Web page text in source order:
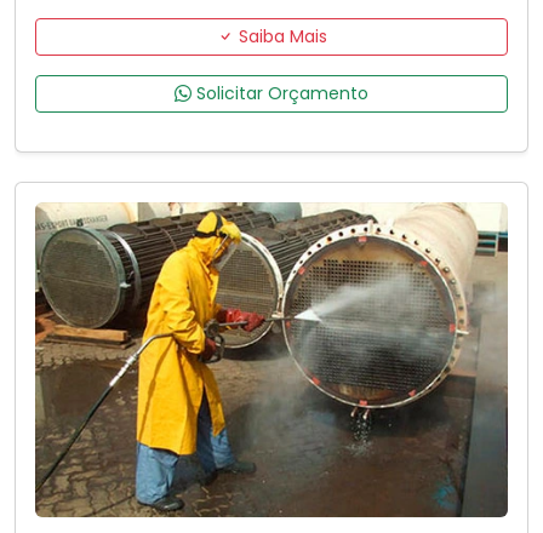
Saiba Mais
Solicitar Orçamento